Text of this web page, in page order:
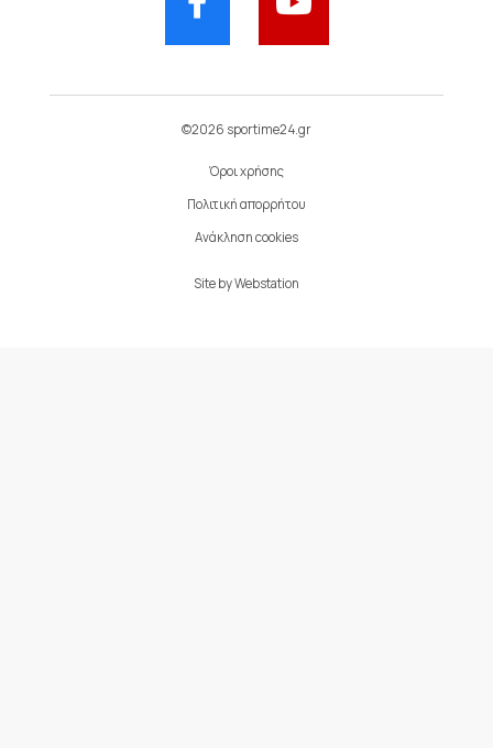
©2026 sportime24.gr
Όροι χρήσης
Πολιτική απορρήτου
Ανάκληση cookies
Site byWebstation